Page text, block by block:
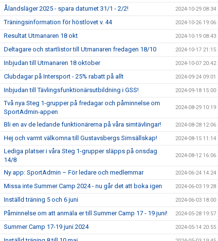
Ålandsläger 2025 - spara datumet 31/1 - 2/2! 2024-10-29 08:34
Träningsinformation för höstlovet v. 44 2024-10-26 19:06
Resultat Utmanaren 18 okt 2024-10-19 08:43
Deltagare och startlistor till Utmanaren fredagen 18/10 2024-10-17 21:15
Inbjudan till Utmanaren 18 oktober 2024-10-07 20:42
Clubdagar på Intersport - 25% rabatt på allt 2024-09-24 09:01
Inbjudan till Tävlingsfunktionärsutbildning i GSS! 2024-09-18 15:00
Två nya Steg 1-grupper på fredagar och påminnelse om
SportAdmin-appen
2024-08-29 10:19
Bli en av de ledande funktionärerna på våra simtävlingar! 2024-08-28 12:06
Hej och varmt välkomna till Gustavsbergs Simsällskap! 2024-08-15 11:14
Lediga platser i våra Steg 1-grupper släpps på onsdag
14/8
2024-08-12 16:06
Ny app: SportAdmin – För ledare och medlemmar 2024-06-24 14:24
Missa inte Summer Camp 2024 - nu går det att boka igen 2024-06-03 19:28
Inställd träning 5 och 6 juni 2024-06-03 18:00
Påminnelse om att anmäla er till Summer Camp 17 - 19 juni! 2024-05-28 19:57
Summer Camp 17-19 juni 2024 2024-05-14 20:55